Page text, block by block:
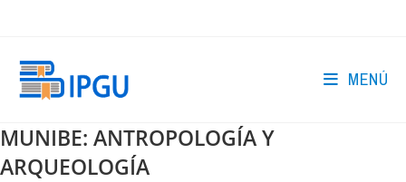
MENÚ
MUNIBE: ANTROPOLOGÍA Y
ARQUEOLOGÍA